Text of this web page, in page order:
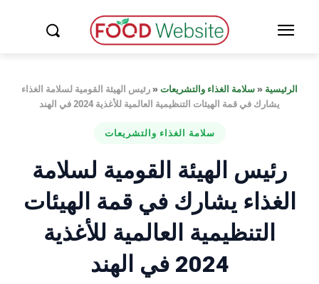
الرئيسية «سلامة الغذاء والتشريعات«رئيس الهيئة القومية لسلامة الغذاء
يشارك في قمة الهيئات التنظيمية العالمية للأغذية 2024 في الهند
سلامة الغذاء والتشريعات
رئيس الهيئة القومية لسلامة
الغذاء يشارك في قمة الهيئات
التنظيمية العالمية للأغذية
2024 في الهند